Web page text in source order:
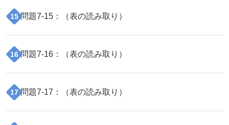
15 問題7-15 ：（表の読み取り ）
16 問題7-16 ：（表の読み取り ）
17 問題7-17 ：（表の読み取り ）